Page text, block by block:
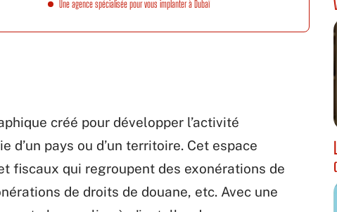
Une agence spécialisée pour vous implanter à Dubaï
créé pour développer l’activité
d’un pays ou d’un territoire. Cet espace
fiscaux qui regroupent des exonérations de
de droits de douane, etc. Avec une